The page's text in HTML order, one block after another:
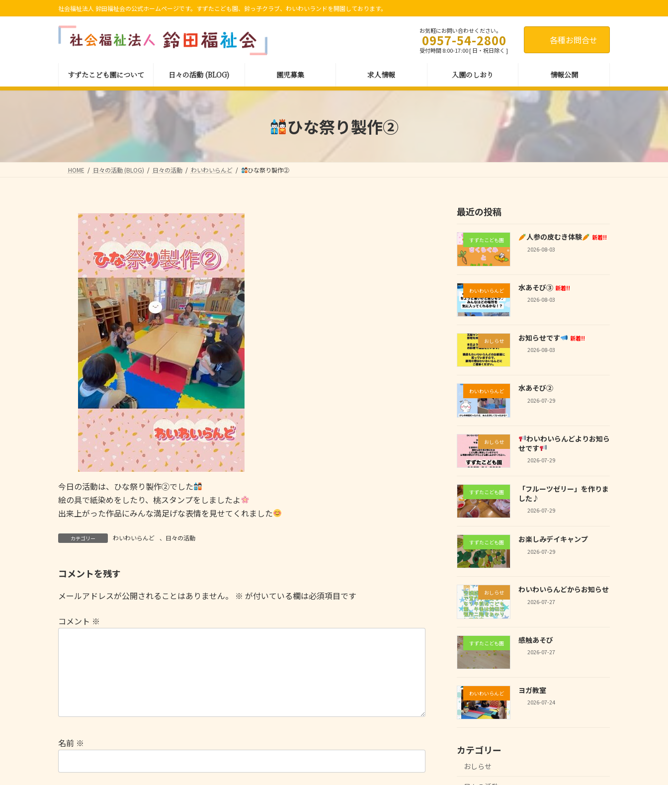
ン
キ
ビ
に
社会福祉法人 鈴田福祉会の公式ホームページです。すずたこども園、鈴っ子クラブ、わいわいランドを開園しております。
お気軽にお問い合わせください。
0957-54-2800
受付時間 8:00-17:00 [ 日・祝日除く ]
各種お問合せ
すずたこども園について 日々の活動 (BLOG) 園児募集 求人情報 入園のしおり 情報公開
ひな祭り製作②
HOME 日々の活動 (BLOG) 日々の活動 わいわいらんど ひな祭り製作②
今日の活動は、ひな祭り製作②でした
絵の具で紙染めをしたり、桃スタンプをしましたよ
出来上がった作品にみんな満足げな表情を見せてくれました
カテゴリー わいわいらんど 、 日々の活動
コメントを残す
メールアドレスが公開されることはありません。 ※ が付いている欄は必須項目です
コメント ※
名前 ※
最近の投稿
すずたこども園 人参の皮むき体験
新着!!
2026-08-03
わいわいらんど 水あそび③ 新着!!
2026-08-03
おしらせ お知らせです
新着!!
2026-08-03
わいわいらんど 水あそび②
2026-07-29
おしらせ
わいわいらんどよりお知ら
せです
2026-07-29
すずたこども園
「フルーツゼリー」を作りま
した♪
2026-07-29
すずたこども園 お楽しみデイキャンプ
2026-07-29
おしらせ わいわいらんどからお知らせ
2026-07-27
すずたこども園 感触あそび
2026-07-27
わいわいらんど ヨガ教室
2026-07-24
カテゴリー
おしらせ